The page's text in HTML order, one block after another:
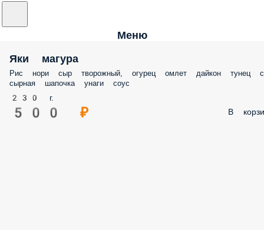
Меню
Яки магура
Рис нори сыр творожный, огурец омлет дайкон тунец
сырная шапочка унаги соус
230 г.
500 ₽ В